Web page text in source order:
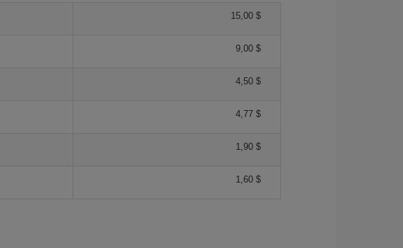
15,00 $
9,00 $
4,50 $
4,77 $
1,90 $
1,60 $